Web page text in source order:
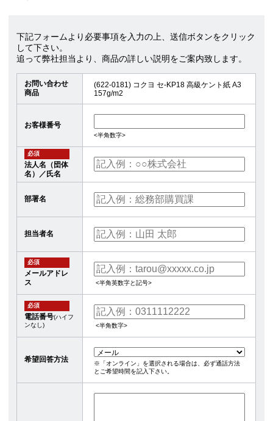
下記フォームより必要事項を入力の上、送信ボタンをクリック
して下さい。
追って弊社担当より、商品の詳しい説明をご案内致します。
お問い合わせ
商品
(622-0181) コクヨ セ-KP18 高級ケント紙 A3
157g/m2
お客様番号
<半角数字>
必須
法人名（団体
名）／氏名
部署名
担当者名
必須
メールアドレ
ス
<半角英数字と記号>
必須
電話番号(ハイフ
ンなし)
<半角数字>
希望回答方法
※「オンライン」を選択される場合は、必ず通話方法
とご希望時間を記入下さい。